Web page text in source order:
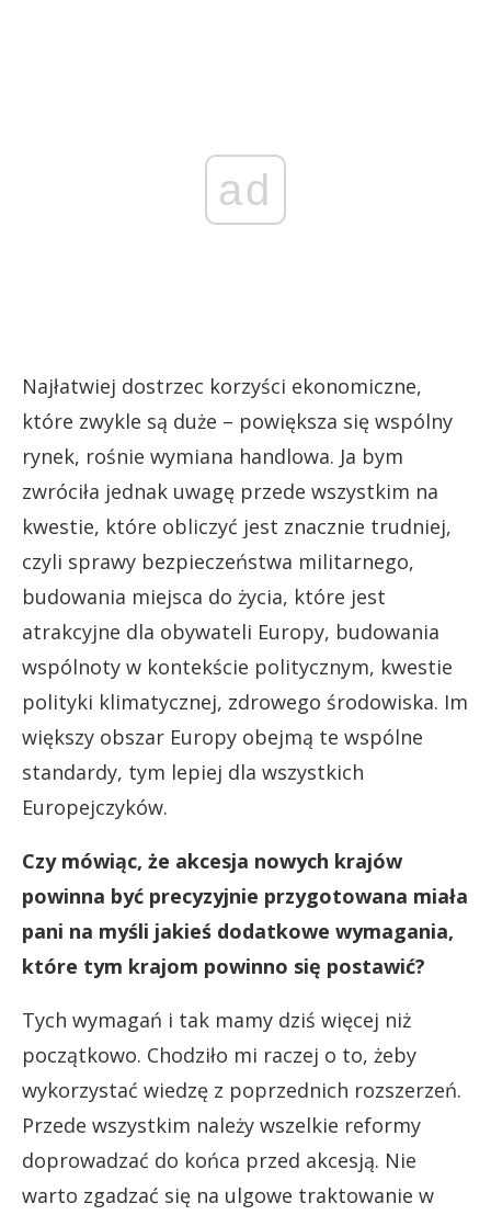
ad
Najłatwiej dostrzec korzyści ekonomiczne,
które zwykle są duże – powiększa się wspólny
rynek, rośnie wymiana handlowa. Ja bym
zwróciła jednak uwagę przede wszystkim na
kwestie, które obliczyć jest znacznie trudniej,
czyli sprawy bezpieczeństwa militarnego,
budowania miejsca do życia, które jest
atrakcyjne dla obywateli Europy, budowania
wspólnoty w kontekście politycznym, kwestie
polityki klimatycznej, zdrowego środowiska. Im
większy obszar Europy obejmą te wspólne
standardy, tym lepiej dla wszystkich
Europejczyków.
Czy mówiąc, że akcesja nowych krajów
powinna być precyzyjnie przygotowana miała
pani na myśli jakieś dodatkowe wymagania,
które tym krajom powinno się postawić?
Tych wymagań i tak mamy dziś więcej niż
początkowo. Chodziło mi raczej o to, żeby
wykorzystać wiedzę z poprzednich rozszerzeń.
Przede wszystkim należy wszelkie reformy
doprowadzać do końca przed akcesją. Nie
warto zgadzać się na ulgowe traktowanie w